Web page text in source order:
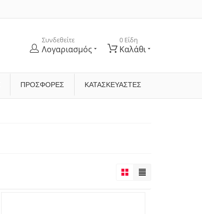
Συνδεθείτε
Λογαριασμός
0 Είδη
Καλάθι
ΠΡΟΣΦΟΡΕΣ ΚΑΤΑΣΚΕΥΑΣΤΈΣ